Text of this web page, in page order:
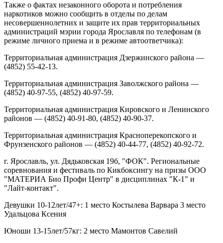
Также о фактах незаконного оборота и потребления
наркотиков можно сообщить в отделы по делам
несовершеннолетних и защите их прав территориальных
администраций мэрии города Ярославля по телефонам (в
режиме личного приема и в режиме автоответчика):
Территориальная администрация Дзержинского района —
(4852) 55-42-13.
Территориальная администрация Заволжского района —
(4852) 40-97-55, (4852) 40-97-59.
Территориальная администрация Кировского и Ленинского
районов — (4852) 40-91-80, (4852) 40-90-37.
Территориальная администрация Красноперекопского и
Фрунзенского районов — (4852) 40-44-77, (4852) 40-92-72.
г. Ярославль, ул. Дядьковская 19б, "ФОК". Региональные
соревнования и фестиваль по Кикбоксингу на призы ООО
"МАТЕРИА Био Профи Центр" в дисциплинах "К-1" и
"Лайт-контакт".
Девушки 10-12лет/47+: 1 место Костылева Варвара 3 место
Удальцова Ксения
Юноши 13-15лет/57кг: 2 место Мамонтов Савелий